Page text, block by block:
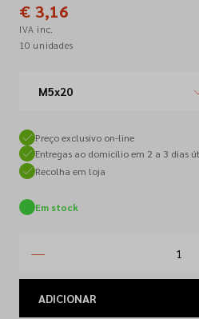
€ 3,16
IVA inc.
10 unidades
M5x20
Preço exclusivo on-line
Entregas ao domicílio em 2 a 3 dias
Recolha em loja
Em stock
ADICIONAR